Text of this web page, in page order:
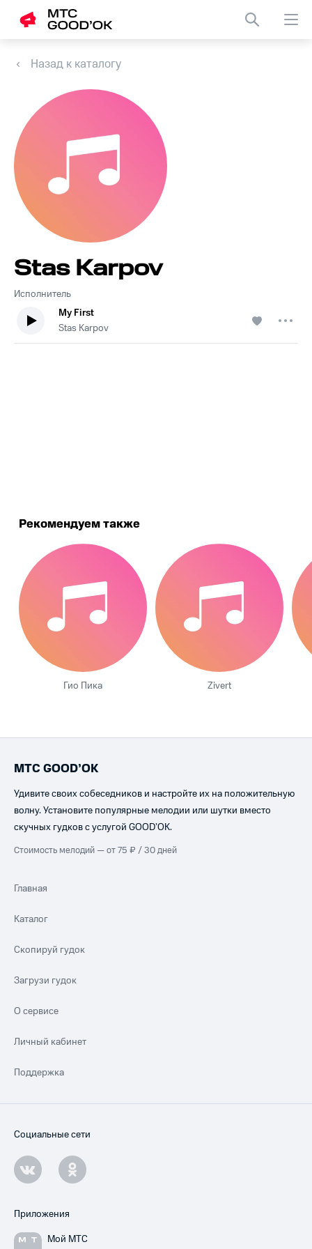
Назад к каталогу
Исполнитель
Stas Karpov
My First
Stas Karpov
Рекомендуем также
Гио Пика Zivert
МТС GOOD’OK
Удивите своих собеседников и настройте их на положительную
волну. Установите популярные мелодии или шутки вместо
скучных гудков с услугой GOOD’OK.
Стоимость мелодий — от 75 ₽ / 30 дней
Главная
Каталог
Скопируй гудок
Загрузи гудок
О сервисе
Личный кабинет
Поддержка
Социальные сети
Приложения
Мой МТС